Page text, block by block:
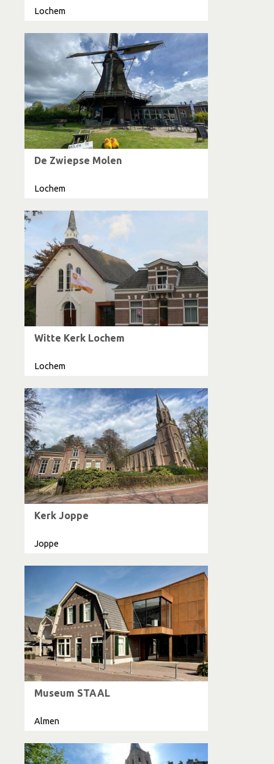
Lochem
De Zwiepse Molen
Lochem
Witte Kerk Lochem
Lochem
Kerk Joppe
Joppe
Museum STAAL
Almen